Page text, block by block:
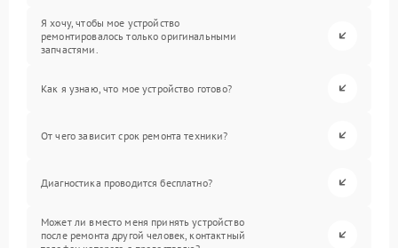
Я хочу, чтобы мое устройство
ремонтировалось только оригинальными
запчастями.
Как я узнаю, что мое устройство готово?
От чего зависит срок ремонта техники?
Диагностика проводится бесплатно?
Может ли вместо меня принять устройство
после ремонта другой человек, контактный